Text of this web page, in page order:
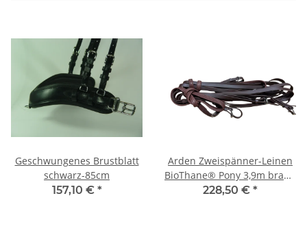
Geschwungenes Brustblatt
schwarz-85cm
157,10 € *
Arden Zweispänner-Leinen
BioThane® Pony 3,9m braun
Soft
228,50 € *